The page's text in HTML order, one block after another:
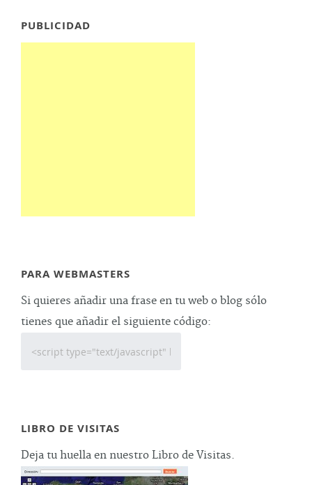
PUBLICIDAD
PARA WEBMASTERS
Si quieres añadir una frase en tu web o blog sólo
tienes que añadir el siguiente código:
LIBRO DE VISITAS
Deja tu huella en nuestro Libro de Visitas.